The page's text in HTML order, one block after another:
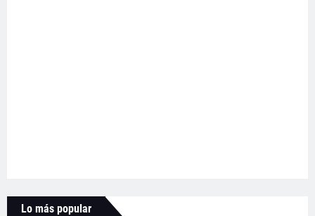
Lo más popular